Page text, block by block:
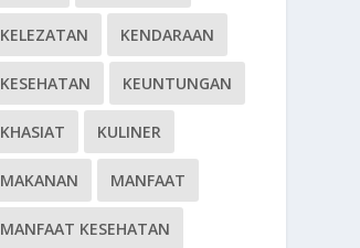
KELEZATAN KENDARAAN
KESEHATAN KEUNTUNGAN
KHASIAT KULINER
MAKANAN MANFAAT
MANFAAT KESEHATAN